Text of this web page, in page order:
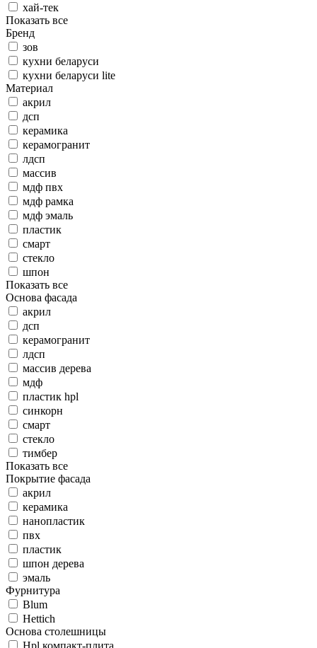
хай-тек
Показать все
Бренд
зов
кухни беларуси
кухни беларуси lite
Материал
акрил
дсп
керамика
керамогранит
лдсп
массив
мдф пвх
мдф рамка
мдф эмаль
пластик
смарт
стекло
шпон
Показать все
Основа фасада
акрил
дсп
керамогранит
лдсп
массив дерева
мдф
пластик hpl
синкорн
смарт
стекло
тимбер
Показать все
Покрытие фасада
акрил
керамика
нанопластик
пвх
пластик
шпон дерева
эмаль
Фурнитура
Blum
Hettich
Основа столешницы
Hpl компакт-плита